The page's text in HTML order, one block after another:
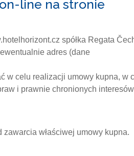
line na stronie
spółka Regata
adres (dane
w celu realizacji umowy kupna, w
i prawnie chronionych interesów
właściwej umowy kupna.